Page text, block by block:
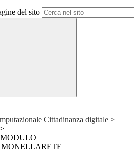
del sito
Cittadinanza digitale >
>